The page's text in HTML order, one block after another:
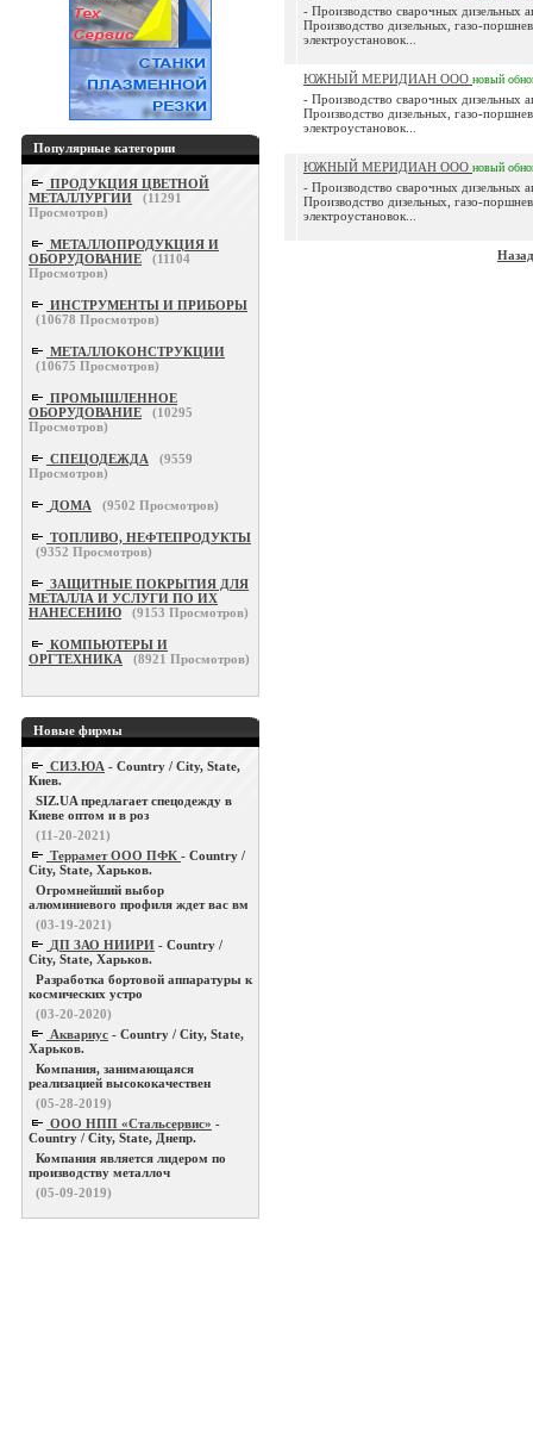
Популярные категории
ПРОДУКЦИЯ ЦВЕТНОЙ
МЕТАЛЛУРГИИ
(11291
Просмотров)
МЕТАЛЛОПРОДУКЦИЯ И
ОБОРУДОВАНИЕ
(11104
Просмотров)
ИНСТРУМЕНТЫ И ПРИБОРЫ
(10678 Просмотров)
МЕТАЛЛОКОНСТРУКЦИИ
(10675 Просмотров)
ПРОМЫШЛЕННОЕ
ОБОРУДОВАНИЕ
(10295
Просмотров)
СПЕЦОДЕЖДА (9559
Просмотров)
ДОМА (9502 Просмотров)
ТОПЛИВО, НЕФТЕПРОДУКТЫ
(9352 Просмотров)
ЗАЩИТНЫЕ ПОКРЫТИЯ ДЛЯ
МЕТАЛЛА И УСЛУГИ ПО ИХ
НАНЕСЕНИЮ
(9153 Просмотров)
КОМПЬЮТЕРЫ И
ОРГТЕХНИКА
(8921 Просмотров)
Новые фирмы
СИЗ.ЮА - Country / City, State,
Киев.
SIZ.UA предлагает спецодежду в
Киеве оптом и в роз
(11-20-2021)
Террамет ООО ПФК - Country /
City, State, Харьков.
Огромнейший выбор
алюминиевого профиля ждет вас вм
(03-19-2021)
ДП ЗАО НИИРИ - Country /
City, State, Харьков.
Разработка бортовой аппаратуры к
космических устро
(03-20-2020)
Аквариус - Country / City, State,
Харьков.
Компания, занимающаяся
реализацией высококачествен
(05-28-2019)
ООО НПП «Стальсервис» -
Country / City, State, Днепр.
Компания является лидером по
производству металлоч
(05-09-2019)
- Производство сварочных дизельных
Производство дизельных, газо-
электроустановок...
ЮЖНЫЙ МЕРИДИАН ООО новый
- Производство сварочных дизельных
Производство дизельных, газо-
электроустановок...
ЮЖНЫЙ МЕРИДИАН ООО новый
- Производство сварочных дизельных
Производство дизельных, газо-
электроустановок...
Назад